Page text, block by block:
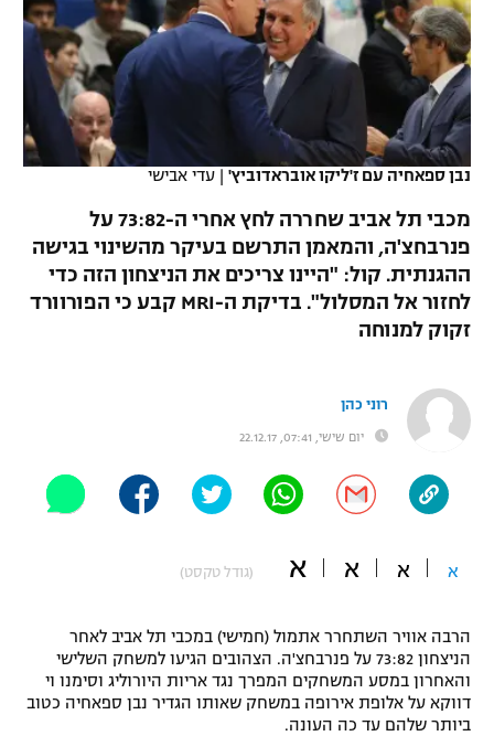
VOD
רץ ברשת
תוצאות
לוח שידורים
"מעל הליגה" – פודקאסט
תקנון משתתפים וזוכים בפרסים
תקנון עבור פעילות אלקטרה
טניס
נבחרת ישראל
מכבי חיפה
בית"ר ירושלים
מכבי תל אביב
הפועל תל אביב
הפועל חיפה
הפועל באר שבע
מכבי נתניה
ליגה ספרדית
ליגה איטלקית
ליגה צרפתית
ליגה הולנדית
ליגה טורקית
ליגה סינית
ליגות נוספות
כדורסל נשים
מכבי תל אביב
הפועל חולון
הפועל ירושלים
דני אבדיה
יורוליג
יורוקאפ
טניס
כדוריד
כדורעף
שחייה
ג'ודו
אגרוף
UFC
היאבקות WWE
כדורמים
פוטבול אמריקאי NFL
נבן ספאחיה עם ז'ליקו אובראדוביץ' | עדי אבישי
מכבי תל אביב שחררה לחץ אחרי ה-73:82 על
פנרבחצ'ה, והמאמן התרשם בעיקר מהשינוי בגישה
ההגנתית. קול: "היינו צריכים את הניצחון הזה כדי
לחזור אל המסלול". בדיקת ה-MRI קבע כי הפורוורד
זקוק למנוחה
רוני כהן
יום שישי, 07:41, 22.12.17
א א א א (גודל טקסט)
הרבה אוויר השתחרר אתמול (חמישי) במכבי תל אביב לאחר
הניצחון 73:82 על פנרבחצ'ה. הצהובים הגיעו למשחק השלישי
והאחרון במסע המשחקים המפרך נגד אריות היורוליג וסימנו וי
דווקא על אלופת אירופה במשחק שאותו הגדיר נבן ספאחיה כטוב
ביותר שלהם עד כה העונה.